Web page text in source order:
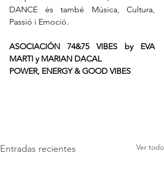
DANCE és també Música, Cultura,
Passió i Emoció.
ASOCIACIÓN 74&75 VIBES by EVA
MARTI y MARIAN DACAL
POWER, ENERGY & GOOD VIBES
Entradas recientes Ver todo